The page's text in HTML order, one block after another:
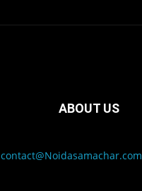
ABOUT US
contact@Noidasamachar.com